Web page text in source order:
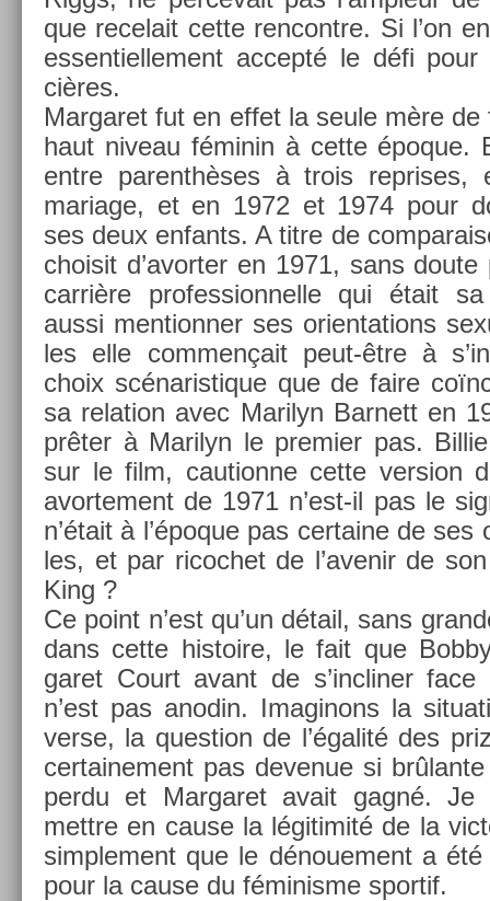
que re­celait cette re­ncontre. Si l’on
es­sentiel­le­ment ac­cepté le défi
cières.
Mar­garet fut en effet la seule mère
haut niveau féminin à cette époque.
entre parenthèses à trois re­prises,
mariage, et en 1972 et 1974 pour
ses deux en­fants. A titre de
choisit d’avort­er en 1971, sans
carrière pro­fes­sion­nelle qui était
aussi men­tionn­er ses orien­ta­tions
les elle com­men­çait peut-être à
choix scénaris­tique que de faire
sa re­la­tion avec Marilyn Bar­nett en
prêter à Marilyn le pre­mi­er pas.
sur le film, caution­ne cette vers­ion
avor­te­ment de 1971 n’est-il pas le
n’était à l’époque pas cer­taine de
les, et par ricoc­het de l’avenir de
King ?
Ce point n’est qu’un détail, sans
dans cette his­toire, le fait que
garet Court avant de s’inclin­er
n’est pas an­odin. Im­aginons la
ver­se, la ques­tion de l’égalité des
cer­taine­ment pas de­venue si
perdu et Mar­garet avait gagné. Je
mettre en cause la légitimité de la
simple­ment que le dénoue­ment a
pour la cause du féminis­me spor­tif.